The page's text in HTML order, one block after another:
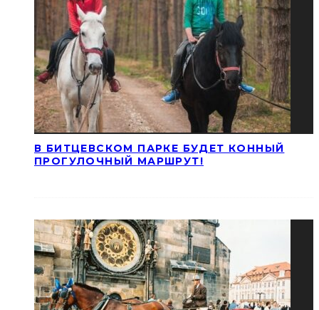
В БИТЦЕВСКОМ ПАРКЕ БУДЕТ КОННЫЙ
ПРОГУЛОЧНЫЙ МАРШРУТ!